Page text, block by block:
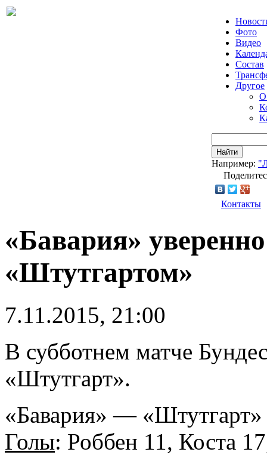
Фото
Видео
Состав
Другое
О
Найти
Например:
Контакты
«Бавария»
«Штутгартом»
7.11.2015, 21:00
В субботнем матче
«Штутгарт».
«Бавария» —
Голы: Роббен 11, Коста